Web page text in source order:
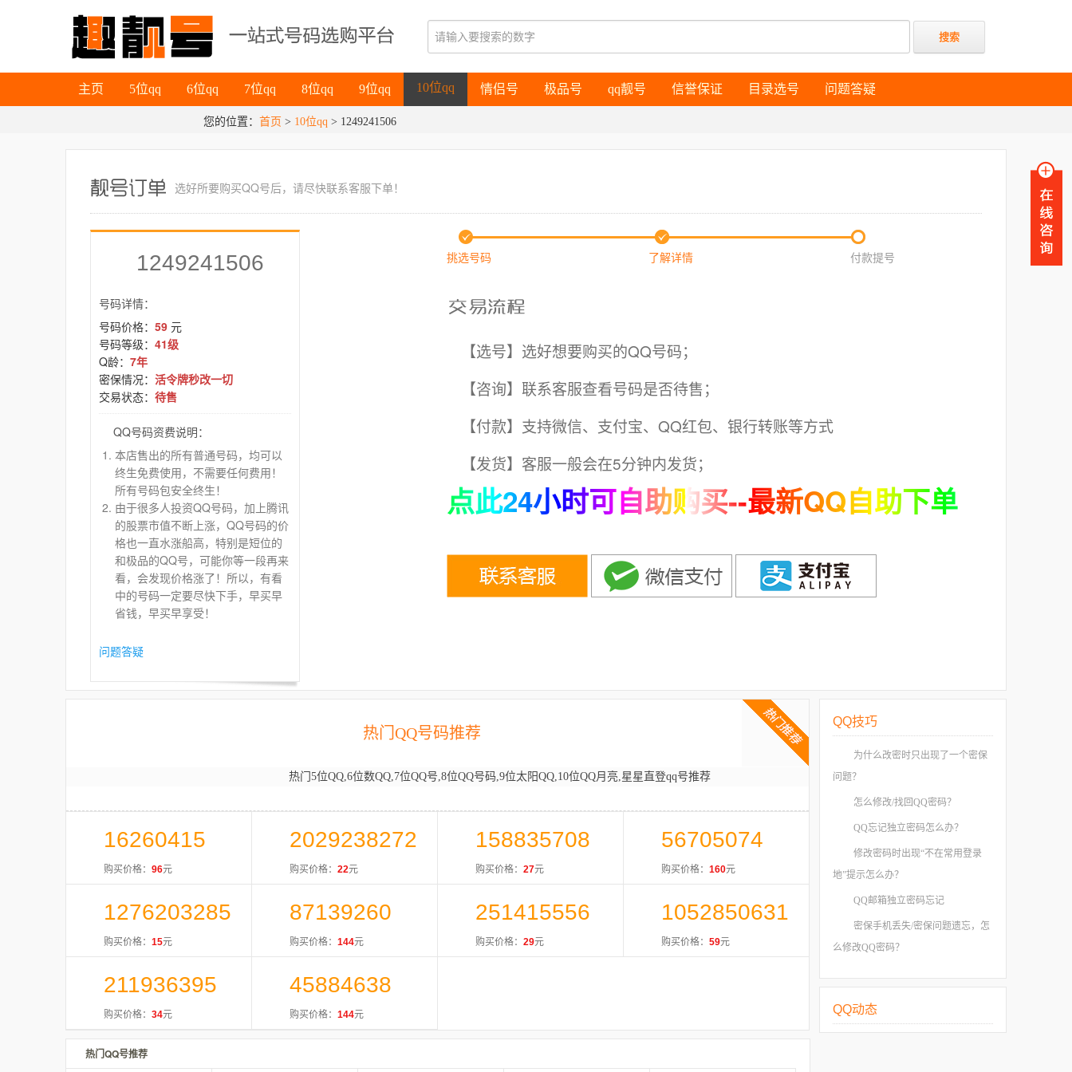
主页
主页
5位qq
5位qq
6位qq
6位qq
7位qq 8位qq 9位qq 10位qq 情侣号
情侣号
极品号
极品号
qq靓号
qq靓号
信誉保证
信誉保证
目录选号
目录选号
问题答疑
问题答疑
您的位置：首页 > 10位qq > 1249241506
选好所要购买QQ号后，请尽快联系客服下单！
1249241506
号码详情：
号码价格： 59 元
号码等级： 41级
Q龄： 7年
密保情况： 活令牌秒改一切
交易状态： 待售
QQ号码资费说明：
本店售出的所有普通号码，均可以
终生免费使用，不需要任何费用！
所有号码包安全终生！
由于很多人投资QQ号码，加上腾讯
的股票市值不断上涨，QQ号码的价
格也一直水涨船高，特别是短位的
和极品的QQ号，可能你等一段再来
看，会发现价格涨了！所以，有看
中的号码一定要尽快下手，早买早
省钱，早买早享受！
问题答疑
挑选号码 了解详情 付款提号
【选号】选好想要购买的QQ号码；
【咨询】联系客服查看号码是否待售；
【付款】支持微信、支付宝、QQ红包、银行转账等方式
【发货】客服一般会在5分钟内发货；
点此24小时可自助购买--最新QQ自助下单
热门QQ号码推荐
热门5位QQ,6位数QQ,7位QQ号,8位QQ号码,9位太阳QQ,10位QQ月亮,星星直登qq号推荐
16260415
购买价格： 96元
2029238272
购买价格： 22元
158835708
购买价格： 27元
56705074
购买价格： 160元
1276203285
购买价格： 15元
87139260
购买价格： 144元
251415556
购买价格： 29元
1052850631
购买价格： 59元
211936395
购买价格： 34元
45884638
购买价格： 144元
热门QQ号推荐
QQ技巧
为什么改密时只出现了一个密保
问题？
怎么修改/找回QQ密码？
QQ忘记独立密码怎么办？
修改密码时出现“不在常用登录
地”提示怎么办？
QQ邮箱独立密码忘记
密保手机丢失/密保问题遗忘，怎
么修改QQ密码？
QQ动态